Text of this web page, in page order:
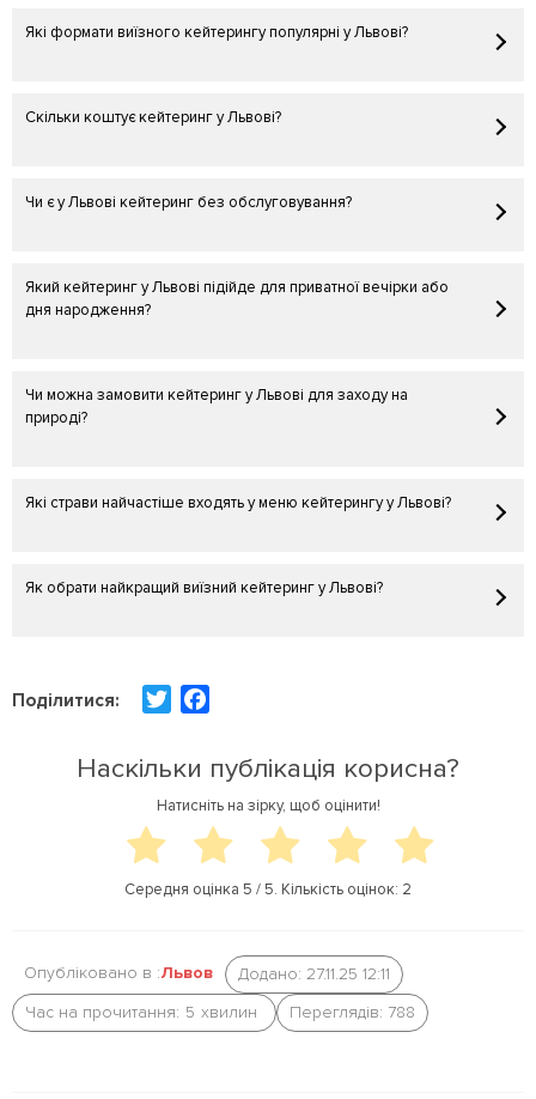
Які формати виїзного кейтерингу популярні у Львові?
Скільки коштує кейтеринг у Львові?
Чи є у Львові кейтеринг без обслуговування?
Який кейтеринг у Львові підійде для приватної вечірки або
дня народження?
Чи можна замовити кейтеринг у Львові для заходу на
природі?
Які страви найчастіше входять у меню кейтерингу у Львові?
Як обрати найкращий виїзний кейтеринг у Львові?
Поділитися:
t
t
e
b
o
k
Наскільки публікація корисна?
Натисніть на зірку, щоб оцінити!
Середня оцінка 5 / 5. Кількість оцінок: 2
Опубліковано в :Львов
Додано: 27.11.25 12:11
Час на прочитання: 5 хвилин Переглядів: 788